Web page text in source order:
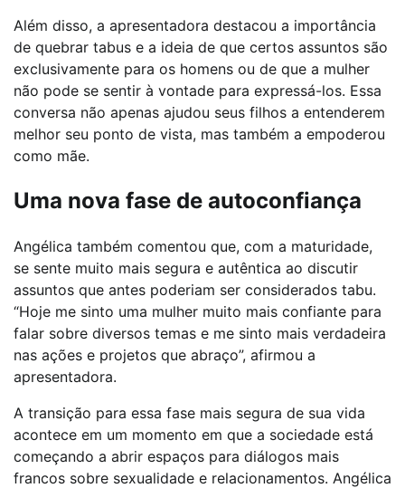
Além disso, a apresentadora destacou a importância
de quebrar tabus e a ideia de que certos assuntos são
exclusivamente para os homens ou de que a mulher
não pode se sentir à vontade para expressá-los. Essa
conversa não apenas ajudou seus filhos a entenderem
melhor seu ponto de vista, mas também a empoderou
como mãe.
Uma nova fase de autoconfiança
Angélica também comentou que, com a maturidade,
se sente muito mais segura e autêntica ao discutir
assuntos que antes poderiam ser considerados tabu.
“Hoje me sinto uma mulher muito mais confiante para
falar sobre diversos temas e me sinto mais verdadeira
nas ações e projetos que abraço”, afirmou a
apresentadora.
A transição para essa fase mais segura de sua vida
acontece em um momento em que a sociedade está
começando a abrir espaços para diálogos mais
francos sobre sexualidade e relacionamentos. Angélica